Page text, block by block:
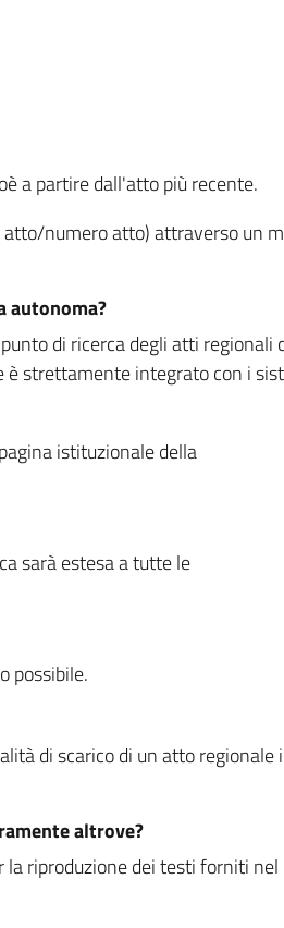
a partire dall'atto più recente.
numero atto) attraverso un
autonoma?
di ricerca degli atti regionali
strettamente integrato con i
istituzionale della
sarà estesa a tutte le
possibile.
di scarico di un atto regionale
altrove?
riproduzione dei testi forniti nel